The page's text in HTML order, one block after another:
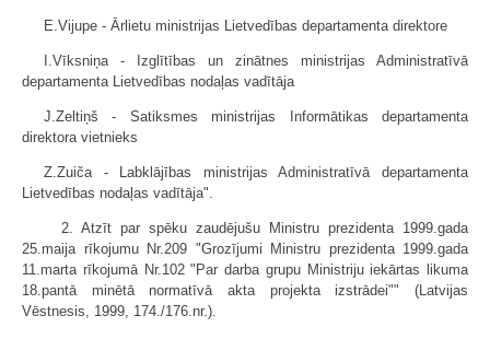
E.Vijupe - Ārlietu ministrijas Lietvedības departamenta direktore
I.Vīksniņa - Izglītības un zinātnes ministrijas Administratīvā
departamenta Lietvedības nodaļas vadītāja
J.Zeltiņš - Satiksmes ministrijas Informātikas departamenta
direktora vietnieks
Z.Zuiča - Labklājības ministrijas Administratīvā departamenta
Lietvedības nodaļas vadītāja".
2. Atzīt par spēku zaudējušu Ministru prezidenta 1999.gada
25.maija rīkojumu Nr.209 "Grozījumi Ministru prezidenta 1999.gada
11.marta rīkojumā Nr.102 "Par darba grupu Ministriju iekārtas likuma
18.pantā minētā normatīvā akta projekta izstrādei"" (Latvijas
Vēstnesis, 1999, 174./176.nr.).